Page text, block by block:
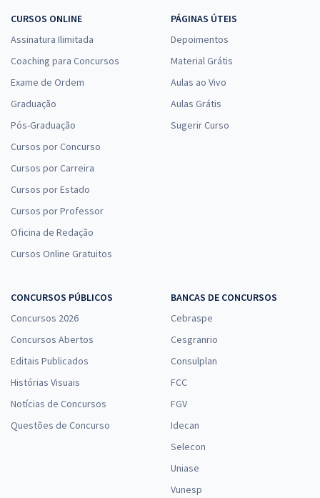
CURSOS ONLINE
Assinatura Ilimitada
Coaching para Concursos
Exame de Ordem
Graduação
Pós-Graduação
Cursos por Concurso
Cursos por Carreira
Cursos por Estado
Cursos por Professor
Oficina de Redação
Cursos Online Gratuitos
PÁGINAS ÚTEIS
Depoimentos
Material Grátis
Aulas ao Vivo
Aulas Grátis
Sugerir Curso
CONCURSOS PÚBLICOS
Concursos 2026
Concursos Abertos
Editais Publicados
Histórias Visuais
Notícias de Concursos
Questões de Concurso
BANCAS DE CONCURSOS
Cebraspe
Cesgranrio
Consulplan
FCC
FGV
Idecan
Selecon
Uniase
Vunesp